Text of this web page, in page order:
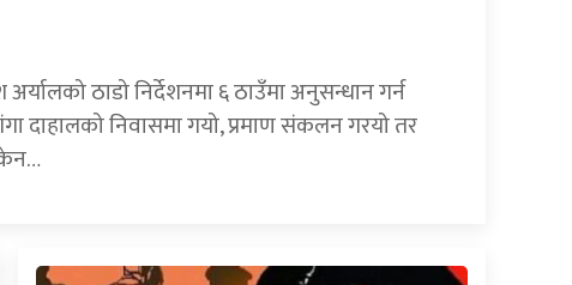
ठाडो निर्देशनमा ६ ठाउँमा अनुसन्धान गर्न
दाहालको निवासमा गयो, प्रमाण संकलन गरयो तर